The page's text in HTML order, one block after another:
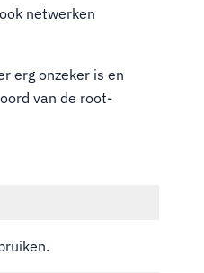
netwerken
erg onzeker is en
van de root-